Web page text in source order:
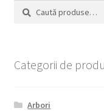
Caută
după:
Caută
Categorii de
Arbori